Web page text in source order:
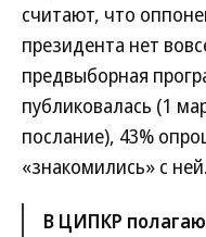
считают, что
президента нет
предвыборная
публиковалась (1
послание), 43%
«знакомились» с ней.
В ЦИПКР